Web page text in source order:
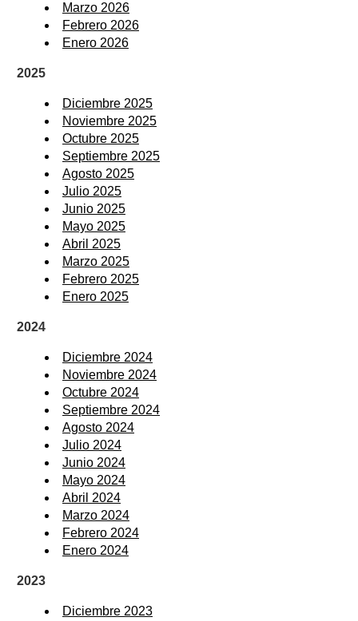
Marzo 2026
Febrero 2026
Enero 2026
2025
Diciembre 2025
Noviembre 2025
Octubre 2025
Septiembre 2025
Agosto 2025
Julio 2025
Junio 2025
Mayo 2025
Abril 2025
Marzo 2025
Febrero 2025
Enero 2025
2024
Diciembre 2024
Noviembre 2024
Octubre 2024
Septiembre 2024
Agosto 2024
Julio 2024
Junio 2024
Mayo 2024
Abril 2024
Marzo 2024
Febrero 2024
Enero 2024
2023
Diciembre 2023